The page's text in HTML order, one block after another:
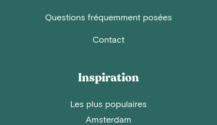
Questions fréquemment posées
Contact
Inspiration
Les plus populaires
Amsterdam